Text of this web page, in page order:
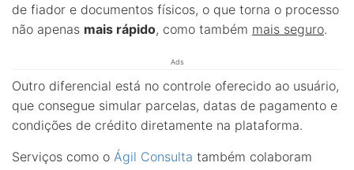
de fiador e documentos físicos, o que torna o processo
não apenas mais rápido, como também mais seguro.
Ads
Outro diferencial está no controle oferecido ao usuário,
que consegue simular parcelas, datas de pagamento e
condições de crédito diretamente na plataforma.
Serviços como o Ágil Consulta também colaboram